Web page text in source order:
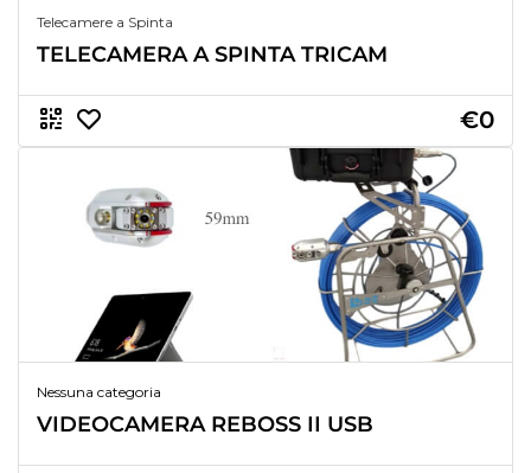
Telecamere a Spinta
TELECAMERA A SPINTA TRICAM
€0
Nessuna categoria
VIDEOCAMERA REBOSS II USB